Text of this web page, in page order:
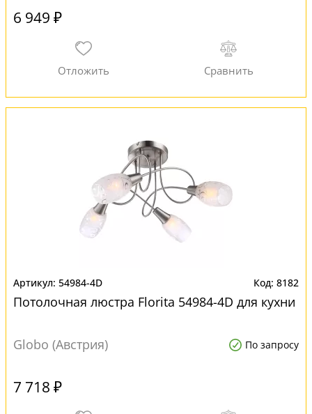
6 949 ₽
54984-4D 8182
Потолочная люстра Florita 54984-4D для кухни
Globo (Австрия) По запросу
7 718 ₽